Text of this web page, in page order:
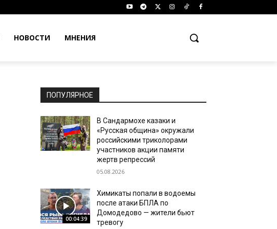
НОВОСТИ МНЕНИЯ
ПОПУЛЯРНОЕ
В Сандармохе казаки и
«Русская община» окружали
российскими триколорами
участников акции памяти
жертв репрессий
05.08.2026
00:04:39
Химикаты попали в водоемы
после атаки БПЛА по
Домодедово — жители бьют
тревогу